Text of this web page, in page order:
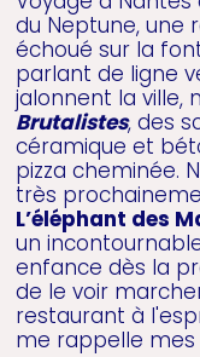
du Neptune, une
échoué sur la
parlant de ligne
jalonnent la ville,
Brutalistes, des
céramique et
pizza cheminée.
très
L’éléphant des
un
enfance dès la
de le voir
restaurant à
me rappelle mes